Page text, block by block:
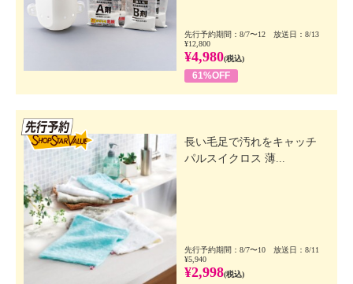
先行予約期間：8/7〜12 放送日：8/13
¥12,800
¥4,980(税込)
61%OFF
長い毛足で汚れをキャッチ
パルスイクロス 薄...
先行予約期間：8/7〜10 放送日：8/11
¥5,940
¥2,998(税込)